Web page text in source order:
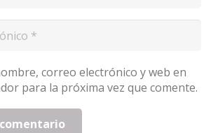
correo electrónico y web en
para la próxima vez que comente.